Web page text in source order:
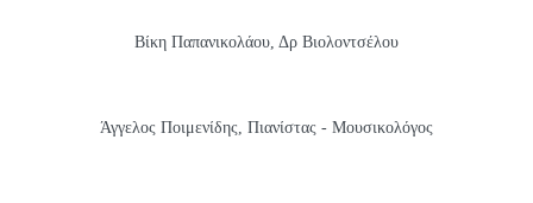
Βίκη Παπανικολάου, Δρ Βιολοντσέλου
Άγγελος Ποιμενίδης, Πιανίστας - Μουσικολόγος